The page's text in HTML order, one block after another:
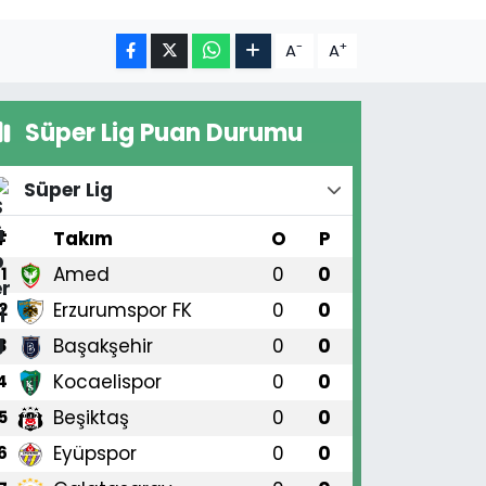
A- A+
Süper Lig Puan Durumu
Süper Lig
Takım O P
1 Amed 0 0
Erzurumspor FK 0 0
Başakşehir 0 0
Kocaelispor 0 0
Beşiktaş 0 0
Eyüpspor 0 0